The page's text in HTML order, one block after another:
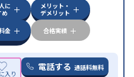
授業の振替可能 不登校生に対
レットを利用オンライン対応
季節講習のみの受講可発達障害
に
め
メリット・
デメリット
金 合格実績
電話する 通話料無料